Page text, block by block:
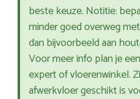
beste keuze. Notitie:
minder goed overweg
dan bijvoorbeeld aan
Voor meer info plan je
expert of vloerenwinkel.
afwerkvloer geschikt is